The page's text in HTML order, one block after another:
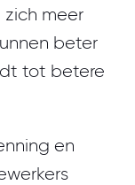
zich meer
beter
tot betere
en